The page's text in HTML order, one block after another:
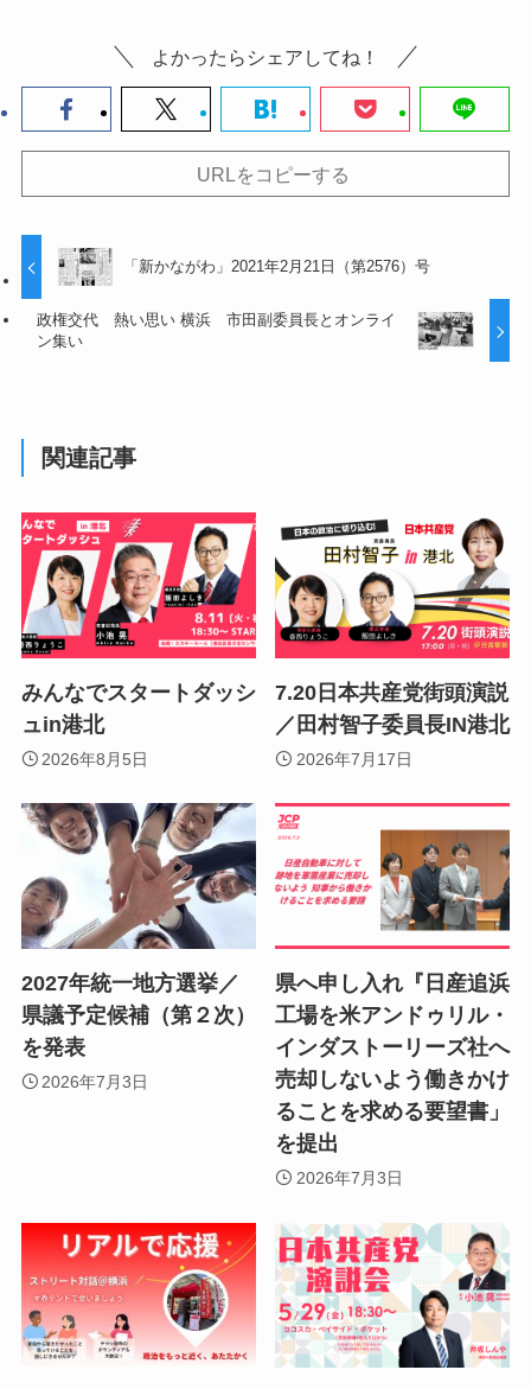
よかったらシェアしてね！
URLをコピーする
「新かながわ」2021年2月21日（第2576）号
政権交代 熱い思い 横浜 市田副委員長とオンライ
ン集い
関連記事
みんなでスタートダッシ
ュin港北
2026年8月5日
7.20日本共産党街頭演説
／田村智子委員長IN港北
2026年7月17日
2027年統一地方選挙／
県議予定候補（第２次）
を発表
2026年7月3日
県へ申し入れ『日産追浜
工場を米アンドゥリル・
インダストーリーズ社へ
売却しないよう働きかけ
ることを求める要望書」
を提出
2026年7月3日